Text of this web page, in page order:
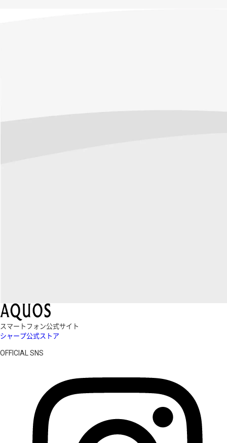
スマートフォン公式サイト
シャープ公式ストア
OFFICIAL SNS